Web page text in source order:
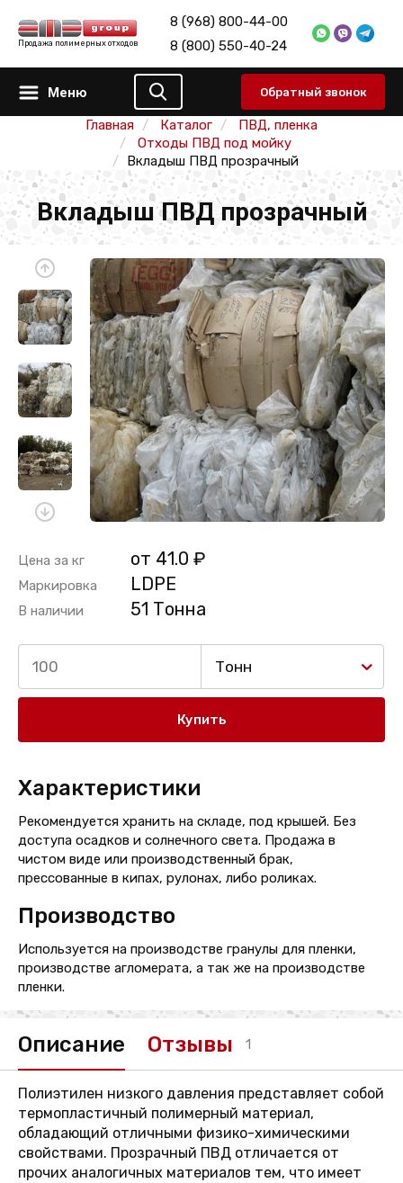
Продажа полимерных отходов
8 (968) 800-44-00
8 (800) 550-40-24
Меню Обратный звонок
Главная Каталог
ПВД, пленка
Отходы ПВД под мойку
Вкладыш ПВД прозрачный
Вкладыш ПВД прозрачный
Цена за кг от 41.0 ₽
Маркировка LDPE
В наличии 51 Тонна
Тонн
Купить
Характеристики
Рекомендуется хранить на складе, под крышей. Без
доступа осадков и солнечного света. Продажа в
чистом виде или производственный брак,
прессованные в кипах, рулонах, либо роликах.
Производство
Используется на производстве гранулы для пленки,
производстве агломерата, а так же на производстве
пленки.
Описание Отзывы 1
Полиэтилен низкого давления представляет собой
термопластичный полимерный материал,
обладающий отличными физико-химическими
свойствами. Прозрачный ПВД отличается от
прочих аналогичных материалов тем, что имеет